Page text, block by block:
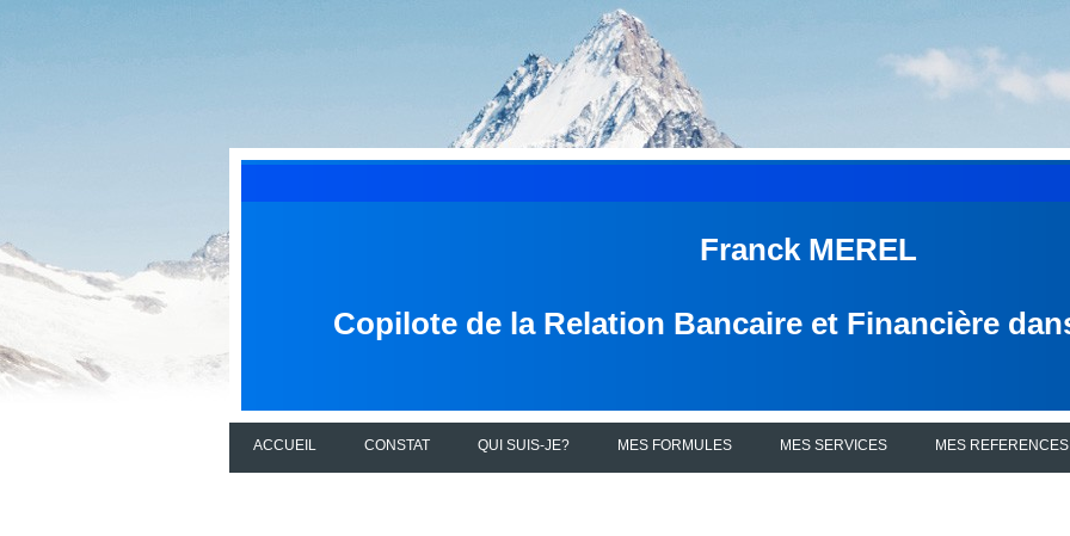
Franck MEREL
Copilote de la Relation Bancaire et Financière
ACCUEIL CONSTAT QUI SUIS-JE? MES FORMULES MES SERVICES MES REFERENCES